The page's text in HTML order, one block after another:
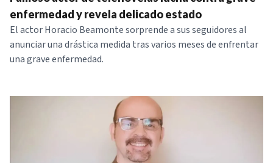
NOTICIAS
SERIES
enfermedad y revela delicado estado
El actor Horacio Beamonte sorprende a sus seguidores al
anunciar una drástica medida tras varios meses de enfrentar
una grave enfermedad.